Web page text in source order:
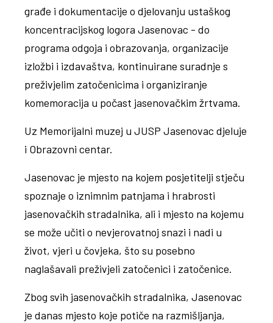
građe i dokumentacije o djelovanju ustaškog
koncentracijskog logora Jasenovac - do
programa odgoja i obrazovanja, organizacije
izložbi i izdavaštva, kontinuirane suradnje s
preživjelim zatočenicima i organiziranje
komemoracija u počast jasenovačkim žrtvama.
Uz Memorijalni muzej u JUSP Jasenovac djeluje
i Obrazovni centar.
Jasenovac je mjesto na kojem posjetitelji stječu
spoznaje o iznimnim patnjama i hrabrosti
jasenovačkih stradalnika, ali i mjesto na kojemu
se može učiti o nevjerovatnoj snazi i nadi u
život, vjeri u čovjeka, što su posebno
naglašavali preživjeli zatočenici i zatočenice.
Zbog svih jasenovačkih stradalnika, Jasenovac
je danas mjesto koje potiče na razmišljanja,